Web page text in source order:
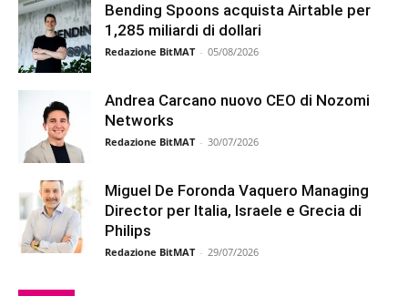
Bending Spoons acquista Airtable per
1,285 miliardi di dollari
Redazione BitMAT - 05/08/2026
Andrea Carcano nuovo CEO di Nozomi
Networks
Redazione BitMAT - 30/07/2026
Miguel De Foronda Vaquero Managing
Director per Italia, Israele e Grecia di
Philips
Redazione BitMAT - 29/07/2026